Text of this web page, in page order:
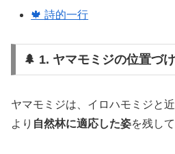
🍁 詩的一行
🌲 1. ヤマモミジの位置づ
ヤマモミジは、イロハモミジと近
より 自然林に適応した姿を残して